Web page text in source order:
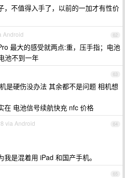
，不值得入手了，以前的一加才有性价
62
Android
最大的感受就两点:重，压手指；电池
池不到一年
63
是硬伤没办法 其余都不是问题 相机想
在 电池信号续航快充 nfc 价格
64
via Android
是混着用 iPad 和国产手机。
65